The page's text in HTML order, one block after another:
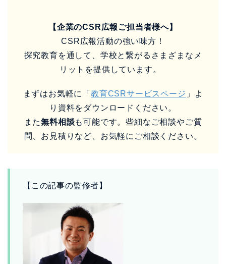
【企業のCSR広報ご担当者様へ】
CSR広報活動の強い味方！
探究教育を通して、学校と繋がるさまざまなメ
リットを提供しています。
まずはお気軽に「教育CSRサービスページ 」よ
り資料をダウンロードください。
また無料相談も可能です。些細なご相談やご質
問、お見積りなど、お気軽にご相談ください。
【この記事の監修者】